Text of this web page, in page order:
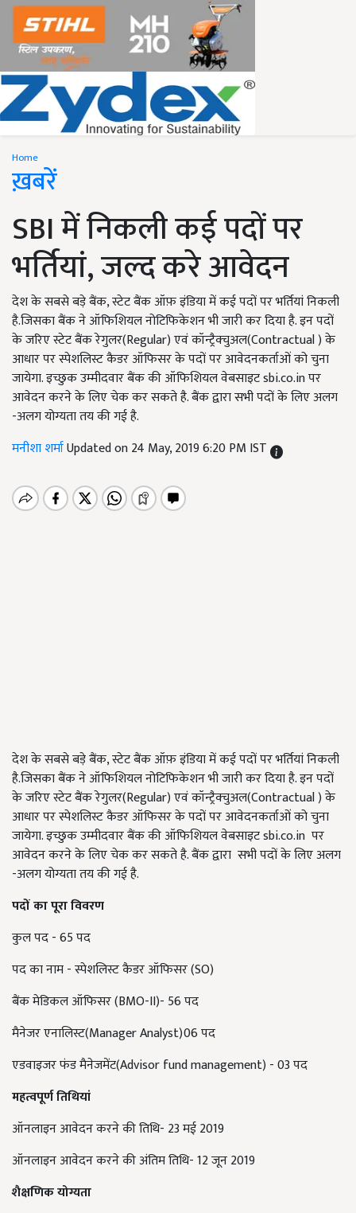
Home
ख़बरें
SBI में निकली कई पदों पर
भर्तियां, जल्द करे आवेदन
देश के सबसे बड़े बैंक, स्टेट बैंक ऑफ़ इंडिया में कई पदों पर भर्तियां निकली
है.जिसका बैंक ने ऑफिशियल नोटिफिकेशन भी जारी कर दिया है. इन पदों
के जरिए स्टेट बैंक रेगुलर(Regular) एवं कॉन्ट्रैक्चुअल(Contractual ) के
आधार पर स्पेशलिस्ट कैडर ऑफिसर के पदों पर आवेदनकर्ताओं को चुना
जायेगा. इच्छुक उम्मीदवार बैंक की ऑफिशियल वेबसाइट sbi.co.in पर
आवेदन करने के लिए चेक कर सकते है. बैंक द्वारा सभी पदों के लिए अलग
-अलग योग्यता तय की गई है.
मनीशा शर्माUpdated on 24 May, 2019 6:20 PM IST
देश के सबसे बड़े बैंक, स्टेट बैंक ऑफ़ इंडिया में कई पदों पर भर्तियां निकली
है.जिसका बैंक ने ऑफिशियल नोटिफिकेशन भी जारी कर दिया है. इन पदों
के जरिए स्टेट बैंक रेगुलर(Regular) एवं कॉन्ट्रैक्चुअल(Contractual ) के
आधार पर स्पेशलिस्ट कैडर ऑफिसर के पदों पर आवेदनकर्ताओं को चुना
जायेगा. इच्छुक उम्मीदवार बैंक की ऑफिशियल वेबसाइट sbi.co.in पर
आवेदन करने के लिए चेक कर सकते है. बैंक द्वारा सभी पदों के लिए अलग
-अलग योग्यता तय की गई है.
पदों का पूरा विवरण
कुल पद - 65 पद
पद का नाम - स्पेशलिस्ट कैडर ऑफिसर (SO)
बैंक मेडिकल ऑफिसर (BMO-II)- 56 पद
मैनेजर एनालिस्ट(Manager Analyst)06 पद
एडवाइजर फंड मैनेजमेंट(Advisor fund management) - 03 पद
महत्वपूर्ण तिथियां
ऑनलाइन आवेदन करने की तिथि- 23 मई 2019
ऑनलाइन आवेदन करने की अंतिम तिथि- 12 जून 2019
शैक्षणिक योग्यता